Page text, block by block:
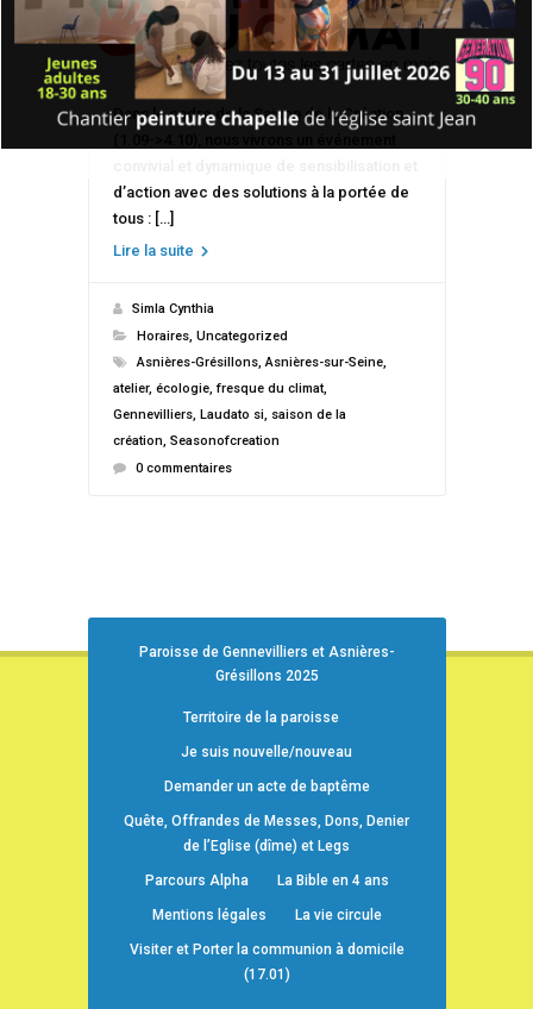
Dans le cadre de la Saison de la Création
d’action avec des solutions à la portée de
tous : […]
Lire la suite
Simla Cynthia
Horaires, Uncategorized
Asnières-Grésillons,Asnières-sur-Seine,
atelier, écologie,fresque du climat,
Gennevilliers, Laudato si, saison de la
création, Seasonofcreation
0 commentaires
Paroisse de Gennevilliers et Asnières-
Grésillons 2025
Territoire de la paroisse
Je suis nouvelle/nouveau
Demander un acte de baptême
Quête, Offrandes de Messes, Dons, Denier
de l’Eglise (dîme) et Legs
Parcours Alpha La Bible en 4 ans
Mentions légales La vie circule
Visiter et Porter la communion à domicile
(17.01)